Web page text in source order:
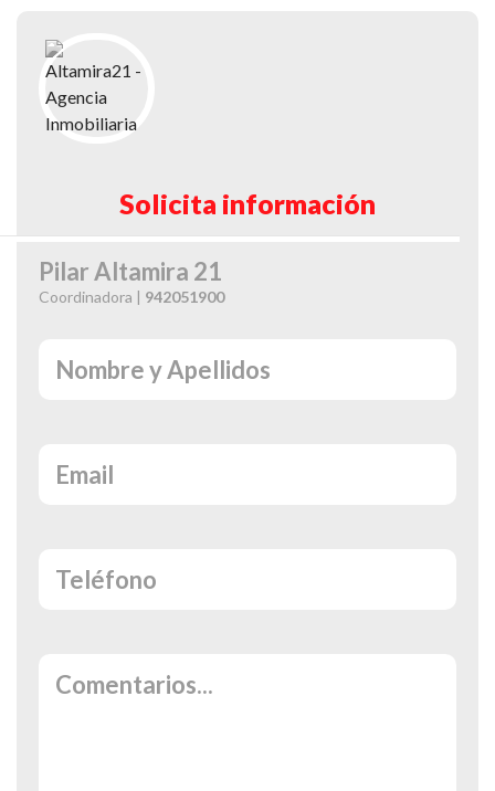
Solicita información
Pilar Altamira 21
Coordinadora | 942051900